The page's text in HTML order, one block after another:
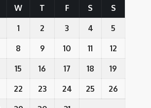
W T F S S
1 2 3 4 5
8 9 10 11 12
15 16 17 18 19
22 23 24 25 26